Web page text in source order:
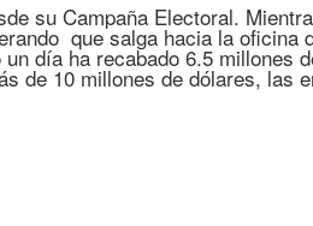
su Campaña Electoral.
que salga hacia la oficina
día ha recabado 6.5 millones
de 10 millones de dólares, las